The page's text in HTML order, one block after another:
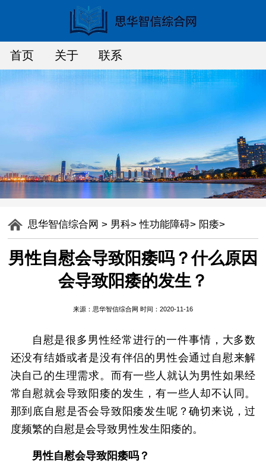
首页 关于 联系
思华智信综合网 > 男科>性功能障碍> 阳痿>
男性自慰会导致阳痿吗？什么原因
会导致阳痿的发生？
来源： 思华智信综合网 时间：2020-11-16
自慰是很多男性经常进行的一件事情，大多数
还没有结婚或者是没有伴侣的男性会通过自慰来解
决自己的生理需求。而有一些人就认为男性如果经
常自慰就会导致阳痿的发生，有一些人却不认同。
那到底自慰是否会导致阳痿发生呢？确切来说，过
度频繁的自慰是会导致男性发生阳痿的。
男性自慰会导致阳痿吗？